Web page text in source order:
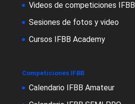
Videos de competiciones IFBB
Sesiones de fotos y video
Cursos IFBB Academy
Competiciones IFBB
Calendario IFBB Amateur